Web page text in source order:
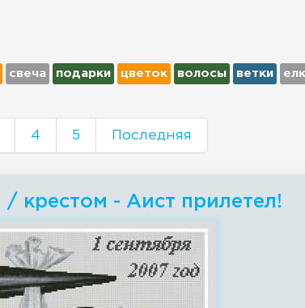
свеча подарки цветок волосы ветки
4 5 Последняя
крестом - Аист прилетел!